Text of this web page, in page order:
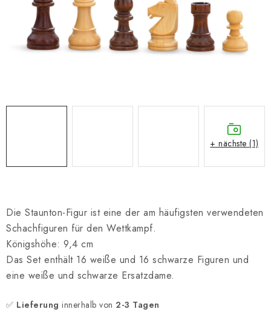
SCHACH-MERCH
Die Staunton-Figur ist eine der am häufigsten verwendeten
Schachfiguren für den Wettkampf.
Königshöhe: 9,4 cm
Das Set enthält 16 weiße und 16 schwarze Figuren und
eine weiße und schwarze Ersatzdame.
✅ Lieferung innerhalb von 2-3 Tagen
+ nächste (1)